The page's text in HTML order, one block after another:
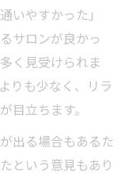
いやすかった」
サロンが良かっ
く見受けられま
りも少なく、リラ
目立ちます。
出る場合もあるた
という意見もあり